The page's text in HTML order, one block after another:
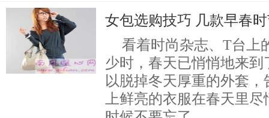
女包选购技巧 几款早春
看着时尚杂志、T台上
少时，春天已悄悄地来
以脱掉冬天厚重的外套
上鲜亮的衣服在春天里